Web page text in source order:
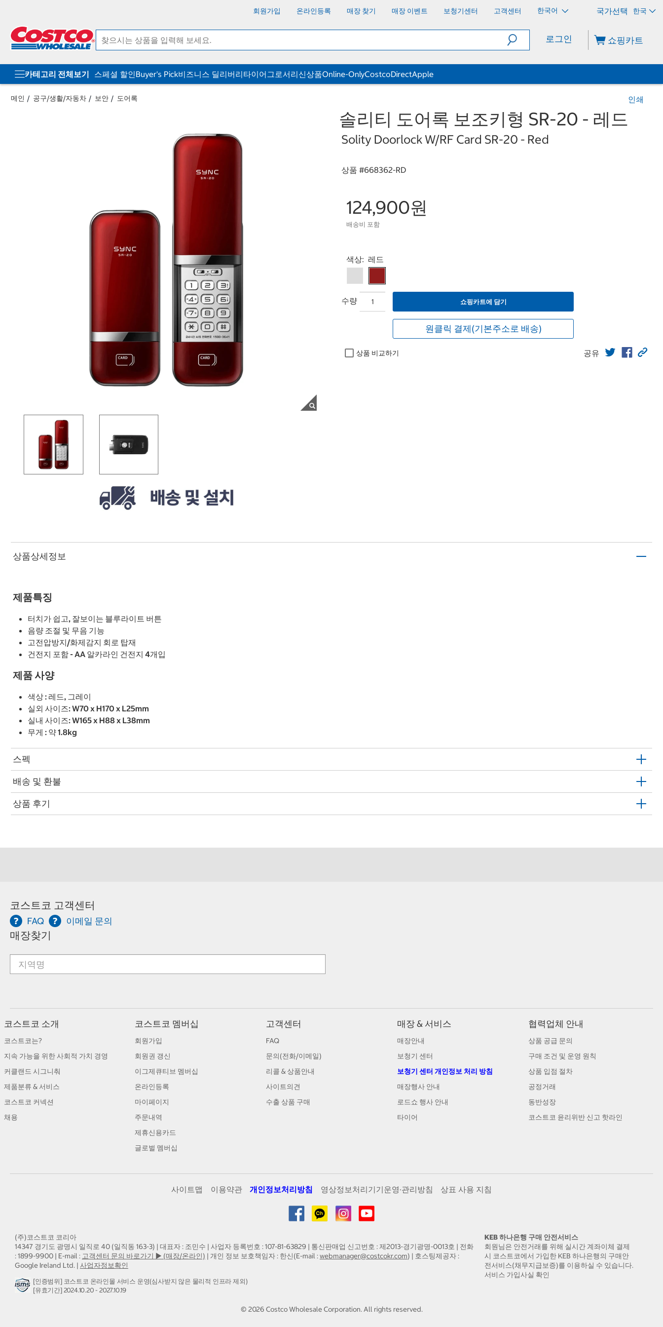
회원가입 온라인등록 매장 찾기 매장 이벤트 보청기센터 고객센터 한국어 한국
로그인 쇼핑카트
카테고리 전체보기 스페셜 할인Buyer's Pick비즈니스 딜리버리타이어그로서리신상품Online-OnlyCostcoDirectApple
메인 공구/생활/자동차 보안 도어록 인쇄
솔리티 도어록 보조키형 SR-20 - 레드
Solity Doorlock W/RF Card SR-20 - Red
상품 #668362-RD
124,900원
배송비 포함
Select product
색상: 레드
수량 쇼핑카트에 담기
원클릭 결제(기본주소로 배송)
상품 비교하기 공유
상품상세정보
제품특징
터치가 쉽고, 잘보이는 블루라이트 버튼
음량 조절 및 무음 기능
고전압방지/화제감지 회로 탑재
건전지 포함 - AA 알카라인 건전지 4개입
제품 사양
색상 : 레드, 그레이
실외 사이즈: W70 x H170 x L25mm
실내 사이즈: W165 x H88 x L38mm
무게 : 약 1.8kg
스펙
배송 및 환불
상품 후기
코스트코 고객센터
FAQ 이메일 문의
매장찾기
코스트코 소개
코스트코는?
지속 가능을 위한 사회적 가치 경영
커클랜드 시그니춰
제품분류 & 서비스
코스트코 커넥션
채용
코스트코 멤버십
회원가입
회원권 갱신
이그제큐티브 멤버십
온라인등록
마이페이지
주문내역
제휴신용카드
글로벌 멤버십
고객센터
FAQ
문의(전화/이메일)
리콜 & 상품안내
사이트의견
수출 상품 구매
매장 & 서비스
매장안내
보청기 센터
보청기 센터 개인정보 처리 방침
매장행사 안내
로드쇼 행사 안내
타이어
협력업체 안내
상품 공급 문의
구매 조건 및 운영 원칙
상품 입점 절차
공정거래
동반성장
코스트코 윤리위반 신고 핫라인
사이트맵 이용약관 개인정보처리방침 영상정보처리기기운영·관리방침 상표 사용 지침
(주)코스트코 코리아
14347 경기도 광명시 일직로 40 (일직동 163-3) | 대표자 : 조민수 | 사업자 등록번호 : 107-81-63829 | 통신판매업 신고번호 : 제2013-경기광명-0013호 | 전화
: 1899-9900 | E-mail : 고객센터 문의 바로가기 ▶ (매장/온라인) | 개인 정보 보호책임자 : 한신(E-mail :webmanager@costcokr.com) | 호스팅제공자 :
Google Ireland Ltd. | 사업자정보확인
[인증범위] 코스트코 온라인몰 서비스 운영(심사받지 않은 물리적 인프라 제외)
[유효기간] 2024.10.20 - 2027.10.19
KEB 하나은행 구매 안전서비스
회원님은 안전거래를 위해 실시간 계좌이체 결제
시 코스트코에서 가입한 KEB 하나은행의 구매안
전서비스(채무지급보증)를 이용하실 수 있습니다.
서비스 가입사실 확인
© 2026 Costco Wholesale Corporation. All rights reserved.